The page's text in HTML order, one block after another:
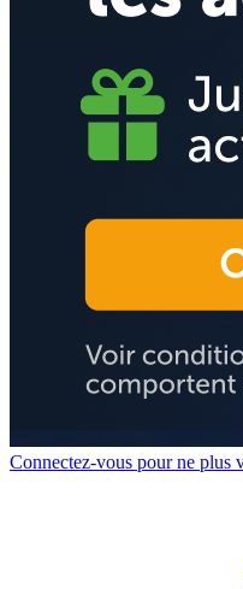
Connectez-vous pour ne plus